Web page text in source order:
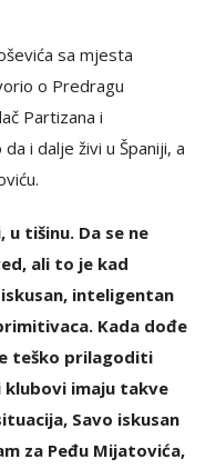
sa mjesta
o Predragu
Partizana i
i dalje živi u Španiji, a
u tišinu. Da se ne
ali to je kad
inteligentan
Kada dođe
teško prilagoditi
klubovi imaju takve
Savo iskusan
za Peđu Mijatovića,